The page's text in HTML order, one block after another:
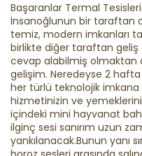
Başaranlar Termal
İnsanoğlunun bir taraftan
temiz, modern imkanları
birlikte diğer taraftan geliş
cevap alabilmiş olmaktan
gelişim. Neredeyse 2 hafta
her türlü teknolojik
hizmetinizin ve
içindeki mini hayvanat
ilginç sesi sanırım uzun
yankılanacak.Bunun yanı